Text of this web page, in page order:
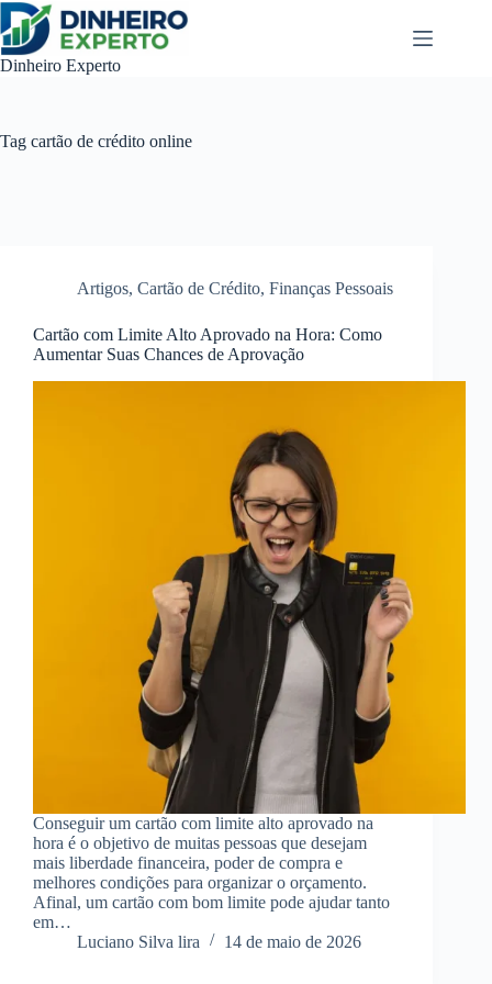
Pular
para
o
conteúdo
Dinheiro Experto
Tag cartão de crédito online
Artigos, Cartão de Crédito, Finanças Pessoais
Cartão com Limite Alto Aprovado na Hora: Como
Aumentar Suas Chances de Aprovação
Conseguir um cartão com limite alto aprovado na
hora é o objetivo de muitas pessoas que desejam
mais liberdade financeira, poder de compra e
melhores condições para organizar o orçamento.
Afinal, um cartão com bom limite pode ajudar tanto
em…
Luciano Silva lira
14 de maio de 2026